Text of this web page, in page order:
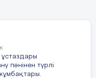
ұстаздары
пәнінен түрлі